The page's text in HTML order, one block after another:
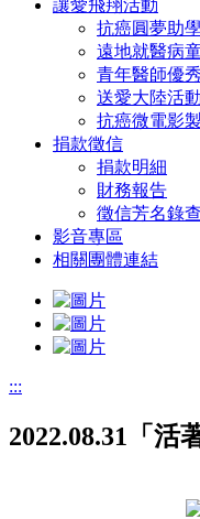
讓愛飛翔活動
抗癌圓夢助
遠地就醫病
青年醫師優
送愛大陸活動
抗癌微電影
捐款徵信
捐款明細
財務報告
徵信芳名錄
影音專區
相關團體連結
:::
2022.08.31「活